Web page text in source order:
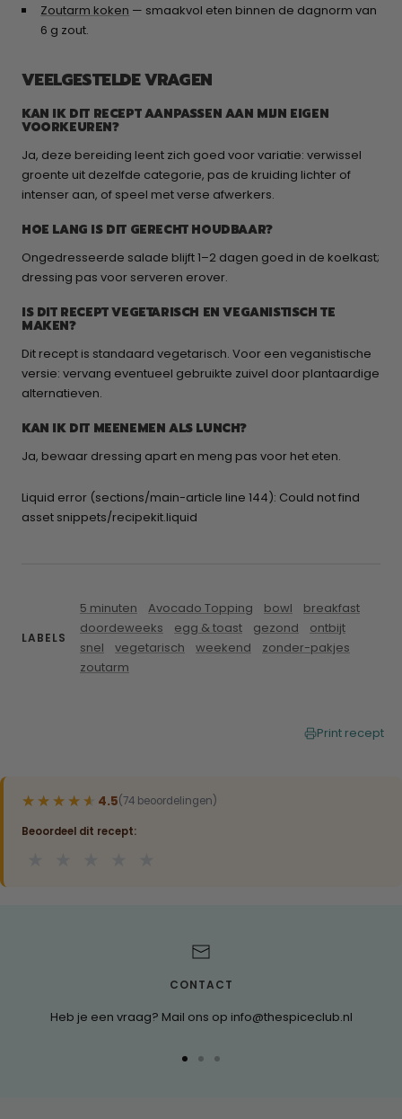
LABELS
5 minuten Avocado Topping bowl
breakfast
doordeweeks
egg & toast gezond
ontbijt
snel
vegetarisch weekend
zonder-pakjes
zoutarm
Zoutarm koken — smaakvol eten binnen de dagnorm van
6 g zout.
VEELGESTELDE VRAGEN
KAN IK DIT RECEPT AANPASSEN AAN MIJN EIGEN
VOORKEUREN?
Ja, deze bereiding leent zich goed voor variatie: verwissel
groente uit dezelfde categorie, pas de kruiding lichter of
intenser aan, of speel met verse afwerkers.
HOE LANG IS DIT GERECHT HOUDBAAR?
Ongedresseerde salade blijft 1–2 dagen goed in de koelkast;
dressing pas voor serveren erover.
IS DIT RECEPT VEGETARISCH EN VEGANISTISCH TE
MAKEN?
Dit recept is standaard vegetarisch. Voor een veganistische
versie: vervang eventueel gebruikte zuivel door plantaardige
alternatieven.
KAN IK DIT MEENEMEN ALS LUNCH?
Ja, bewaar dressing apart en meng pas voor het eten.
Liquid error (sections/main-article line 144): Could not find
asset snippets/recipekit.liquid
Print recept
★★★★★
★★★★★ 4.5(74 beoordelingen)
Beoordeel dit recept:
CONTACT
Heb je een vraag? Mail ons op info@thespiceclub.nl
Ga
Ga
Ga